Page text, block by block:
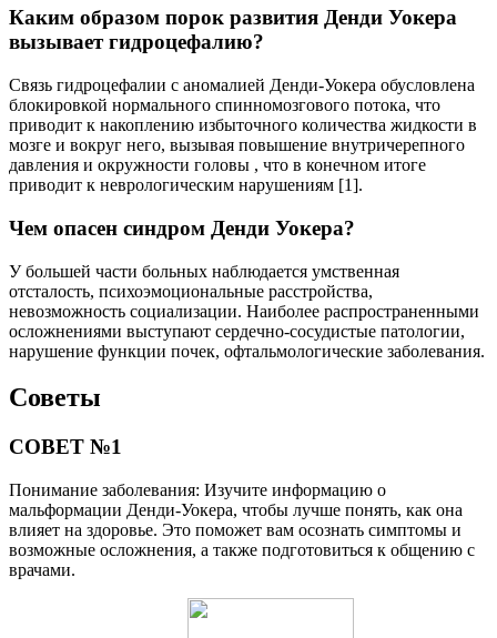
Каким образом порок развития Денди Уокера
вызывает гидроцефалию?
Связь гидроцефалии с аномалией Денди-Уокера обусловлена ​​
блокировкой нормального спинномозгового потока, что
приводит к накоплению избыточного количества жидкости в
мозге и вокруг него, вызывая повышение внутричерепного
давления и окружности головы , что в конечном итоге
приводит к неврологическим нарушениям [1].
Чем опасен синдром Денди Уокера?
У большей части больных наблюдается умственная
отсталость, психоэмоциональные расстройства,
невозможность социализации. Наиболее распространенными
осложнениями выступают сердечно-сосудистые патологии,
нарушение функции почек, офтальмологические заболевания.
Советы
СОВЕТ №1
Понимание заболевания: Изучите информацию о
мальформации Денди-Уокера, чтобы лучше понять, как она
влияет на здоровье. Это поможет вам осознать симптомы и
возможные осложнения, а также подготовиться к общению с
врачами.